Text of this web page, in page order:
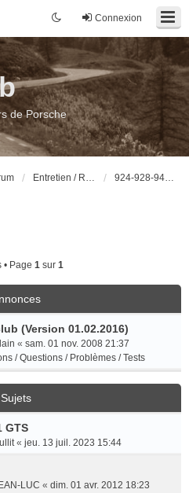
Connexion
de Porsche
Entretien / Réparation / Préparation 924-928-944-968
• Page 1 sur 1
(Version 01.02.2016)
« sam. 01 nov. 2008 21:37
/ Questions / Problèmes / Tests
Sujets
GTS
« jeu. 13 juil. 2023 15:44
LUC « dim. 01 avr. 2012 18:23